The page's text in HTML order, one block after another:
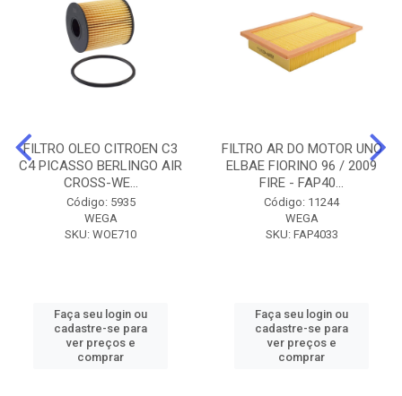
FILTRO OLEO CITROEN C3
C4 PICASSO BERLINGO AIR
CROSS-WE...
Código: 5935
WEGA
SKU: WOE710
Faça seu login ou
cadastre-se para
ver preços e
comprar
FILTRO AR DO MOTOR UNO
ELBAE FIORINO 96 / 2009
FIRE - FAP40...
Código: 11244
WEGA
SKU: FAP4033
Faça seu login ou
cadastre-se para
ver preços e
comprar